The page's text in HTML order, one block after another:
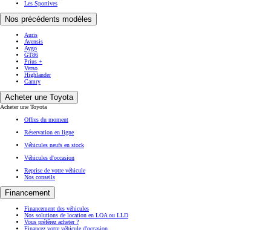
Les Sportives
Nos précédents modèles
Auris
Avensis
Aygo
GT86
Prius +
Verso
Highlander
Camry
Acheter une Toyota
Acheter une Toyota
Offres du moment
Réservation en ligne
Véhicules neufs en stock
Véhicules d'occasion
Reprise de votre véhicule
Nos conseils
Financement
Financement des véhicules
Nos solutions de location en LOA ou LLD
Vous préférez acheter ?
Financez votre véhicule d'occasion